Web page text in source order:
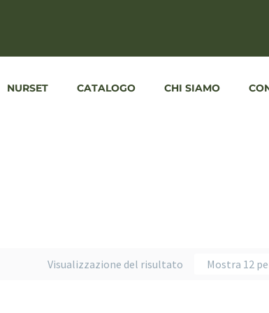
NURSET CATALOGO CHI SIAMO
Mostra 12
Visualizzazione del risultato